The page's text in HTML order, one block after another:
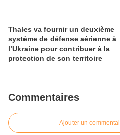
Thales va fournir un deuxième
système de défense aérienne à
l’Ukraine pour contribuer à la
protection de son territoire
Commentaires
Ajouter un